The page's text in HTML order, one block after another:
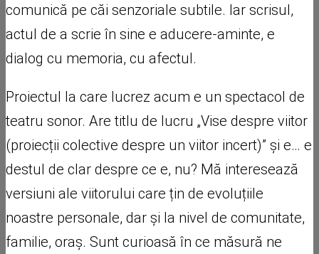
comunică pe căi senzoriale subtile. Iar scrisul,
actul de a scrie în sine e aducere-aminte, e
dialog cu memoria, cu afectul.
Proiectul la care lucrez acum e un spectacol de
teatru sonor. Are titlu de lucru „Vise despre viitor
(proiecții colective despre un viitor incert)” și e… e
destul de clar despre ce e, nu? Mă interesează
versiuni ale viitorului care țin de evoluțiile
noastre personale, dar și la nivel de comunitate,
familie, oraș. Sunt curioasă în ce măsură ne